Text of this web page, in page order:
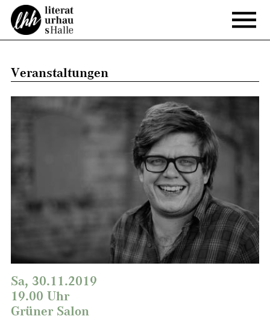
Veranstaltungen
Sa, 30.11.2019
19.00 Uhr
Grüner Salon